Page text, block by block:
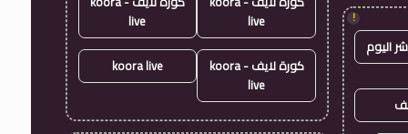
!
اليوم
live
live
كورة لايف - koora
live
koora live